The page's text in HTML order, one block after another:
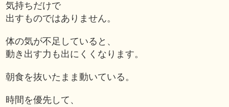
気持ちだけで
出すものではありません。
体の気が不足していると、
動き出す力も出にくくなります。
朝食を抜いたまま動いている。
時間を優先して、